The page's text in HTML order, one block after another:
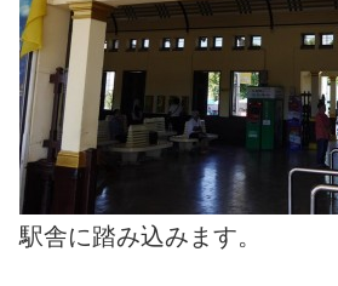
駅舎に踏み込みます。